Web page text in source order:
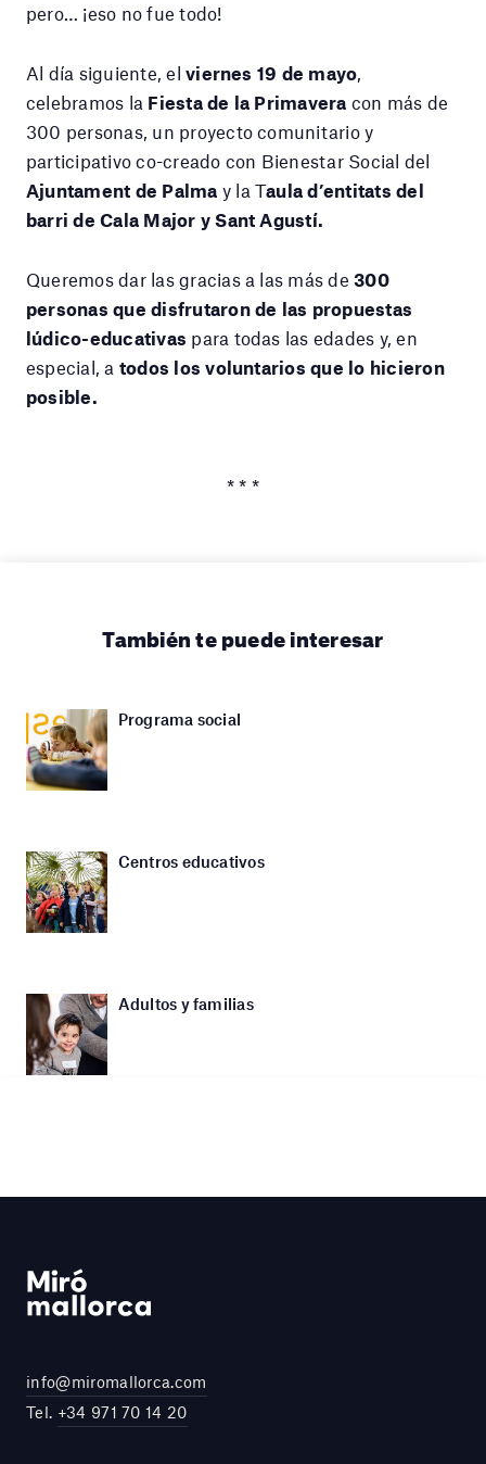
pero… ¡eso no fue todo!
Al día siguiente, elviernes 19 de mayo
celebramos la Fiesta de la Primavera con más de
300 personas, un proyecto comunitario y
participativo co-creado con Bienestar Social del
Ajuntament de Palma y la Taula d’entitats del
barri de Cala Major y Sant Agustí.
Queremos dar las gracias a las más de300
personas que disfrutaron de las propuestas
lúdico-educativas para todas las edades y, en
especial, a todos los voluntarios que lo hicieron
posible.
* * *
También te puede interesar
Programa social
Centros educativos
Adultos y familias
info@miromallorca.com
Tel. +34 971 70 14 20